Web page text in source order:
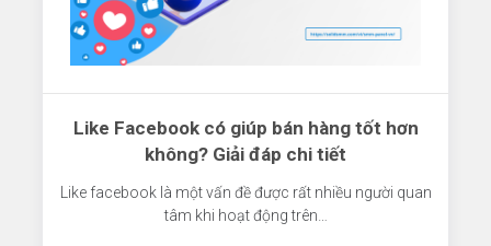
Like Facebook có giúp bán hàng tốt hơn
không? Giải đáp chi tiết
Like facebook là một vấn đề được rất nhiều người quan
tâm khi hoạt động trên…